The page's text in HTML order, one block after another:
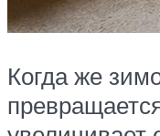
Когда же